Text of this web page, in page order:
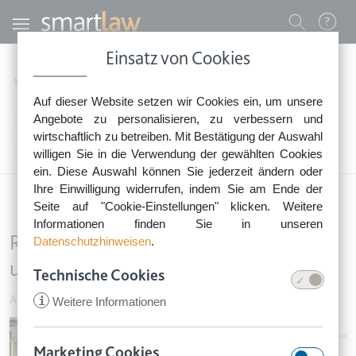
Einsatz von Cookies
Auf dieser Website setzen wir Cookies ein, um unsere
Angebote zu personalisieren, zu verbessern und
wirtschaftlich zu betreiben. Mit Bestätigung der Auswahl
willigen Sie in die Verwendung der gewählten Cookies
ein. Diese Auswahl können Sie jederzeit ändern oder
Ihre Einwilligung widerrufen, indem Sie am Ende der
Seite auf "Cookie-Einstellungen" klicken. Weitere
Informationen finden Sie in unseren
Datenschutzhinweisen.
Technische Cookies
i Weitere Informationen
Direkt zum Inhalt
0800 - 268 4 268 (kostenfrei)
Sie erreichen unser Service-Team:
Montag bis Freitag: 8-18 Uhr
Keine Rechtsberatung.
Benutzermenü
Startseite
Arbeitnehmer & Auszubildende
Rücktritt von einer Prüfung muss unverzüglich erklärt werden
Rücktritt von einer Prüfung muss
unverzüglich erklärt werden
Arbeitnehmer & Auszubildende
Image